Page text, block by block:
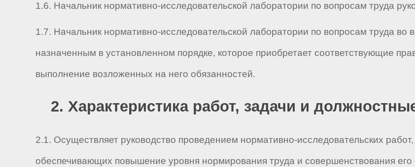
1.6. Начальник нормативно-исследовательской лаборатории по вопросам труда
1.7. Начальник нормативно-исследовательской лаборатории по вопросам труда во
назначенным в установленном порядке, которое приобретает соответствующие
выполнение возложенных на него обязанностей.
2. Характеристика работ, задачи и
2.1. Осуществляет руководство проведением нормативно-исследовательских
обеспечивающих повышение уровня нормирования труда и совершенствования